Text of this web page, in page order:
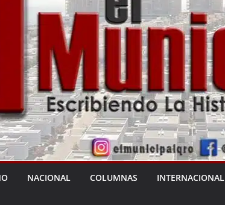
NACIONAL COLUMNAS INTERNACIONAL